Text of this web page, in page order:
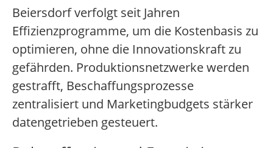
Beiersdorf verfolgt seit Jahren
Effizienzprogramme, um die Kostenbasis zu
optimieren, ohne die Innovationskraft zu
gefährden. Produktionsnetzwerke werden
gestrafft, Beschaffungsprozesse
zentralisiert und Marketingbudgets stärker
datengetrieben gesteuert.